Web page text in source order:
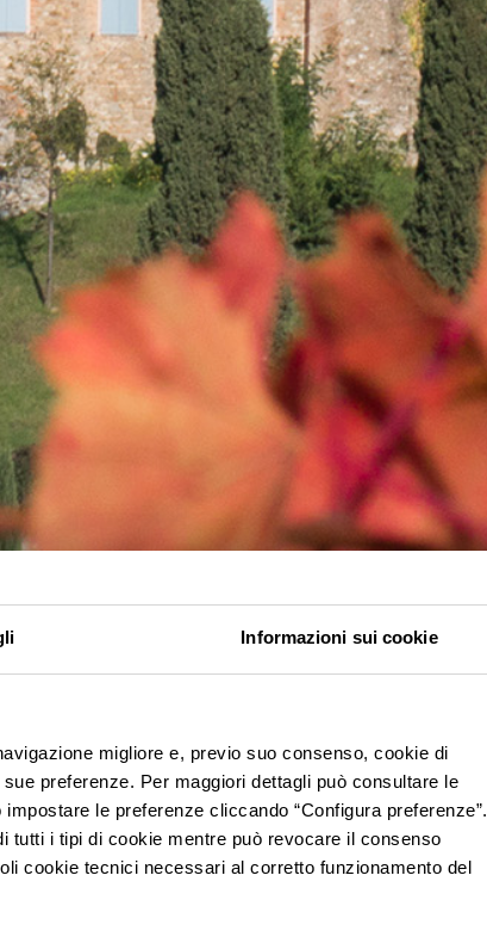
Informazioni sui cookie
migliore e, previo suo consenso, cookie di
preferenze. Per maggiori dettagli può consultare le
le preferenze cliccando “Configura preferenze”.
tutti i tipi di cookie mentre può revocare il consenso
cookie tecnici necessari al corretto funzionamento del
EVENTI ESPERIENZE